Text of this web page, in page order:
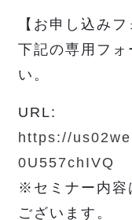
【お申し込みフ
下記の専用フォ
い。
URL:
https://
0U557chIVQ
※セミナー内容
ございます。